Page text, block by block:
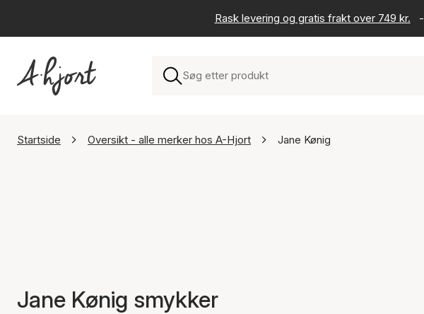
Rask levering og gratis frakt over 749 kr. -
Startside Oversikt - alle merker hos A-Hjort Jane Kønig
Jane Kønig smykker